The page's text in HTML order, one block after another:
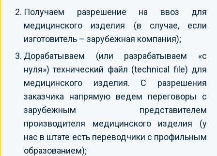
Получаем разрешение на ввоз для
медицинского изделия (в случае, если
изготовитель – зарубежная компания);
Дорабатываем (или разрабатываем «с
нуля») технический файл (technical file) для
медицинского изделия. С разрешения
заказчика напрямую ведем переговоры с
зарубежным представителем
производителя медицинского изделия (у
нас в штате есть переводчики с профильным
образованием);